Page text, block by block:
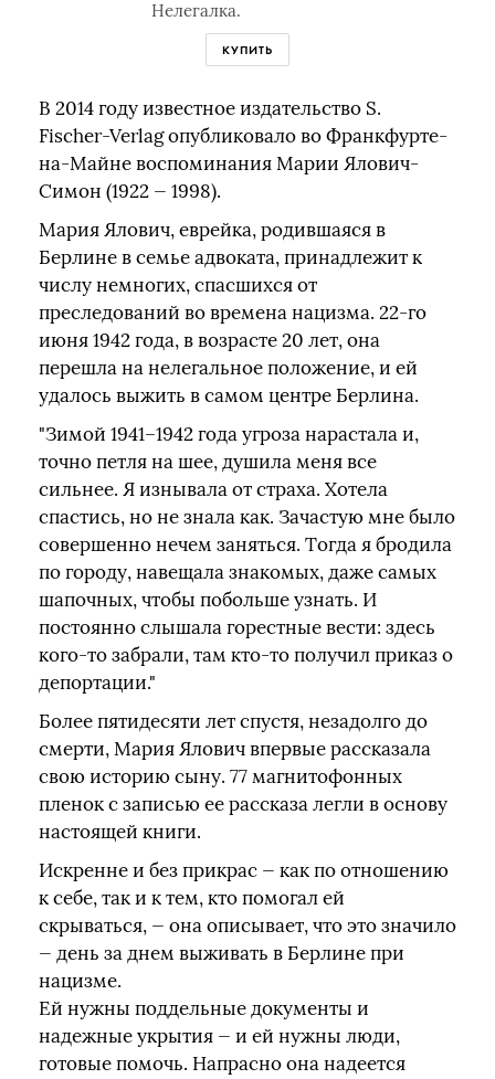
Нелегалка.
КУПИТЬ
В 2014 году известное издательство S.
Fischer-Verlag опубликовало во Франкфурте-
на-Майне воспоминания Марии Ялович-
Симон (1922 — 1998).
Мария Ялович, еврейка, родившаяся в
Берлине в семье адвоката, принадлежит к
числу немногих, спасшихся от
преследований во времена нацизма. 22-го
июня 1942 года, в возрасте 20 лет, она
перешла на нелегальное положение, и ей
удалось выжить в самом центре Берлина.
"Зимой 1941–1942 года угроза нарастала и,
точно петля на шее, душила меня все
сильнее. Я изнывала от страха. Хотела
спастись, но не знала как. Зачастую мне было
совершенно нечем заняться. Тогда я бродила
по городу, навещала знакомых, даже самых
шапочных, чтобы побольше узнать. И
постоянно слышала горестные вести: здесь
кого-то забрали, там кто-то получил приказ о
депортации."
Более пятидесяти лет спустя, незадолго до
смерти, Мария Ялович впервые рассказала
свою историю сыну. 77 магнитофонных
пленок с записью ее рассказа легли в основу
настоящей книги.
Искренне и без прикрас — как по отношению
к себе, так и к тем, кто помогал ей
скрываться, — она описывает, что это значило
— день за днем выживать в Берлине при
нацизме.
Ей нужны поддельные документы и
надежные укрытия — и ей нужны люди,
готовые помочь. Напрасно она надеется